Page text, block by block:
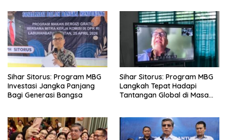
Sihar Sitorus: Program MBG
Investasi Jangka Panjang
Bagi Generasi Bangsa
Sihar Sitorus: Program MBG
Langkah Tepat Hadapi
Tantangan Global di Masa